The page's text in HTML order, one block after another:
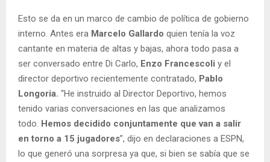
Esto se da en un marco de cambio de política de gobierno
interno. Antes era Marcelo Gallardo quien tenía la voz
cantante en materia de altas y bajas, ahora todo pasa a
ser conversado entre Di Carlo, Enzo Francescoli y el
director deportivo recientemente contratado, Pablo
Longoria. “He instruido al Director Deportivo, hemos
tenido varias conversaciones en las que analizamos
todo. Hemos decidido conjuntamente que van a salir
en torno a 15 jugadores”, dijo en declaraciones a ESPN,
lo que generó una sorpresa ya que, si bien se sabía que se